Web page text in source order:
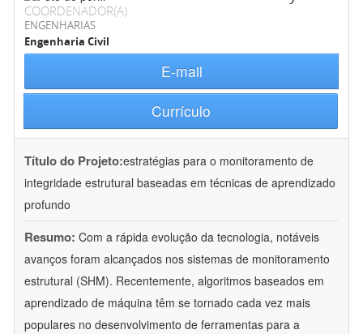
COORDENADOR(A)
ENGENHARIAS
Engenharia Civil
E-mail
Currículo
Título do Projeto:estratégias para o monitoramento de
integridade estrutural baseadas em técnicas de aprendizado
profundo
Resumo: Com a rápida evolução da tecnologia, notáveis
avanços foram alcançados nos sistemas de monitoramento
estrutural (SHM). Recentemente, algoritmos baseados em
aprendizado de máquina têm se tornado cada vez mais
populares no desenvolvimento de ferramentas para a